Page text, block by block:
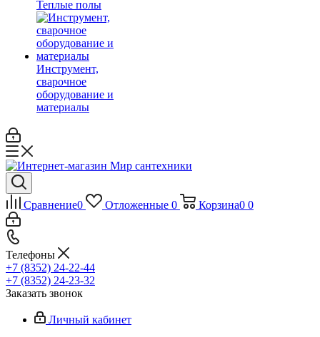
Теплые полы
Инструмент,
сварочное
оборудование и
материалы
Сравнение0 Отложенные 0 Корзина0 0
Телефоны
+7 (8352) 24-22-44
+7 (8352) 24-23-32
Заказать звонок
Личный кабинет